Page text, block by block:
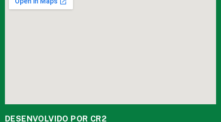
DESENVOLVIDO POR CR2